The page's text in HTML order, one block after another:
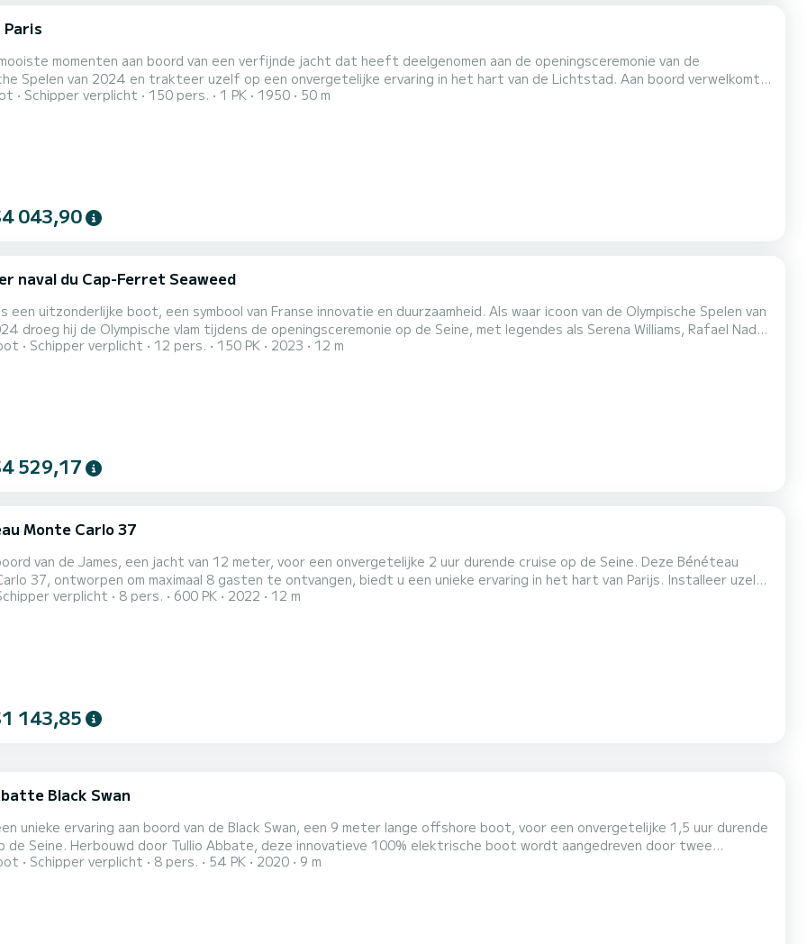
Paris
momenten aan boord van een verfijnde jacht dat heeft deelgenomen aan de openingsceremonie van de
Spelen van 2024 en trakteer uzelf op een onvergetelijke ervaring in het hart van de Lichtstad. Aan boord verwelkomt
grote salon u in een warme sfeer, met fauteuils, banken, salontafels en een gezellige bar. Het bovendek van 170 m²
Schipper verplicht 150 pers. 1 PK 1950 50 m
043,90
naval du Cap-Ferret Seaweed
een uitzonderlijke boot, een symbool van Franse innovatie en duurzaamheid. Als waar icoon van de Olympische Spelen van
droeg hij de Olympische vlam tijdens de openingsceremonie op de Seine, met legendes als Serena Williams, Rafael Nadal,
Nadia Comăneci aan boord. Dit historische moment versterkt zijn unieke prestige. Stel je voor dat je exclusieve
Schipper verplicht 12 pers. 150 PK 2023 12 m
529,17
Monte Carlo 37
van de James, een jacht van 12 meter, voor een onvergetelijke 2 uur durende cruise op de Seine. Deze Bénéteau
37, ontworpen om maximaal 8 gasten te ontvangen, biedt u een unieke ervaring in het hart van Parijs. Installeer uzelf
elegant gedekte tafel op het achterdek, geniet van een glas champagne of proef smakelijke planken, terwijl voor u het
verplicht 8 pers. 600 PK 2022 12 m
143,85
Black Swan
unieke ervaring aan boord van de Black Swan, een 9 meter lange offshore boot, voor een onvergetelijke 1,5 uur durende
de Seine. Herbouwd door Tullio Abbate, deze innovatieve 100% elektrische boot wordt aangedreven door twee
motoren gevoed door gereviseerde lithium-ionbatterijen, waardoor u een stille en milieuvriendelijke cruise gegarandeerd
Schipper verplicht 8 pers. 54 PK 2020 9 m